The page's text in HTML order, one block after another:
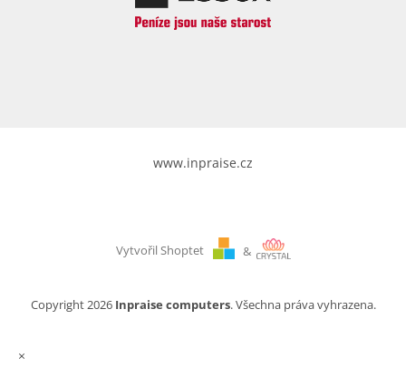
www.inpraise.cz
Vytvořil Shoptet &
Copyright 2026 Inpraise computers. Všechna práva vyhrazena.
×